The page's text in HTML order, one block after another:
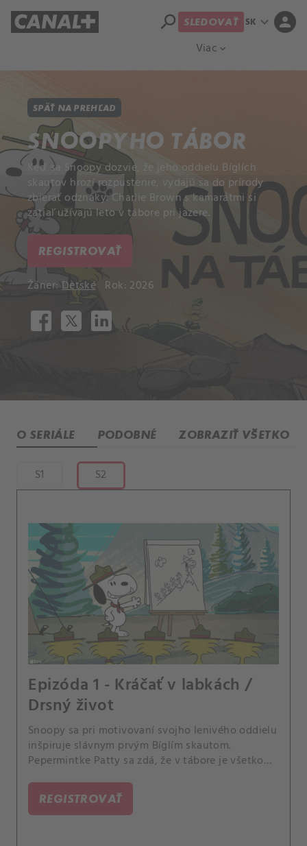
Viac expand_more
search SLEDOVAŤ SK expand_more person
SPÄŤ NA PREHĽAD
SNOOPYHO TÁBOR
Keď sa Snoopy dozvie, že jeho oddielu Bíglích
skautov hrozí rozpustenie, vydajú sa do prírody
zbierať odznaky. Charlie Brown s kamarátmi si
zatiaľ užívajú leto v tábore pri jazere.
REGISTROVAŤ
Žáner: Detské Rok: 2026
O SERIÁLE PODOBNÉ ZOBRAZIŤ VŠETKO
S1 S2
Epizóda 1 - Kráčať v labkách /
Drsný život
Snoopy sa pri motivovaní svojho lenivého oddielu
inšpiruje slávnym prvým Bíglím skautom.
Pepermintke Patty sa zdá, že v tábore je všetko
REGISTROVAŤ